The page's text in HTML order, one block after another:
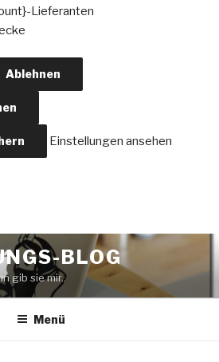
Lieferanten
Ablehnen
Einstellungen ansehen
BLOG
gib sie mir..
Menü